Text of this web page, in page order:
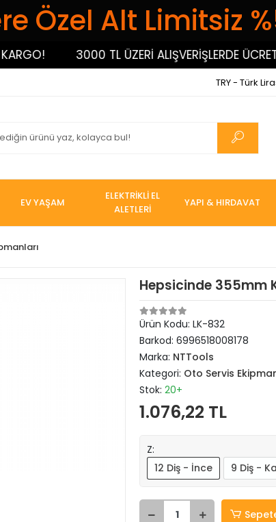
Özel Alt Limitsiz
3000 TL ÜZERİ ALIŞVERİŞLERDE
TRY - Türk
EV YAŞAM
ELEKTRİKLİ EL
ALETLERİ
YAPI & HIRDAVAT
Hepsicinde 355mm
Ürün Kodu: LK-832
Barkod: 6996518008178
Marka: NTTools
Kategori: Oto Servis
Stok: 20+
1.076,22 TL
Z:
12 Diş - İnce
9 Diş -